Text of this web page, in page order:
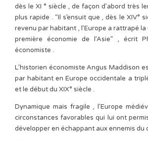
dès le XI ° siècle , de façon d’abord très
plus rapide . “Il s’ensuit que , dès le XIV°
revenu par habitant , l’Europe a rattrapé la
première économie de l’Asie” , écrit
économiste .
L’historien économiste Angus Maddison
par habitant en Europe occidentale a
et le début du XIX° siècle .
Dynamique mais fragile , l’Europe
circonstances favorables qui lui ont
développer en échappant aux ennemis du